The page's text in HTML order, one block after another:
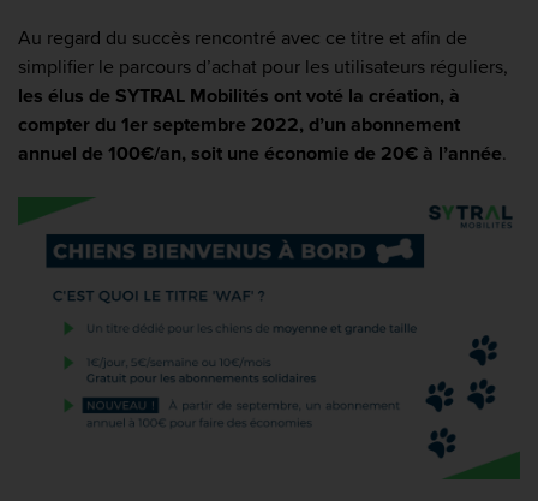
Au regard du succès rencontré avec ce titre et afin de
simplifier le parcours d’achat pour les utilisateurs réguliers,
les élus de SYTRAL Mobilités ont voté la création, à
compter du 1er septembre 2022, d’un abonnement
annuel de 100€/an, soit une économie de 20€ à l’année.